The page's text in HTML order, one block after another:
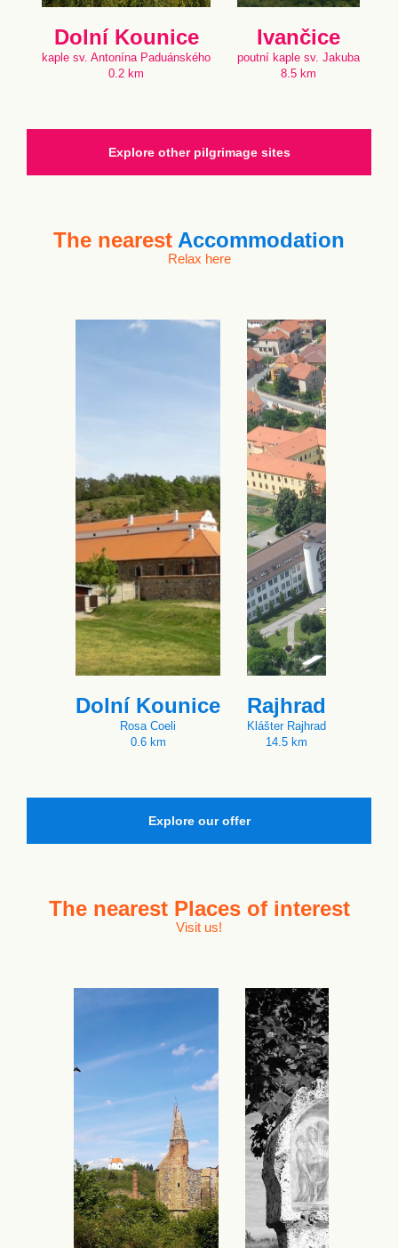
Dolní Kounice
kaple sv. Antonína Paduánského
0.2 km
Ivančice
poutní kaple sv. Jakuba
8.5 km
Explore other pilgrimage sites
The nearest Accommodation
Relax here
Dolní Kounice
Rosa Coeli
0.6 km
Rajhrad
Klášter Rajhrad
14.5 km
Explore our offer
The nearest Places of interest
Visit us!